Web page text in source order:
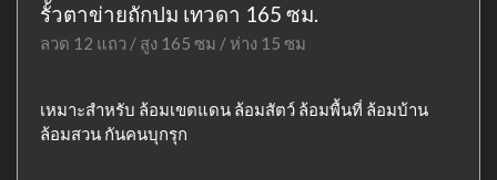
รั้วตาข่ายถักปม เทวดา 165 ซม.
ลวด 12 แถว / สูง 165 ซม / ห่าง 15 ซม
เหมาะสำหรับ ล้อมเขตแดน ล้อมสัตว์ ล้อมพื้นที่ ล้อมบ้าน
ล้อมสวน กันคนบุกรุก